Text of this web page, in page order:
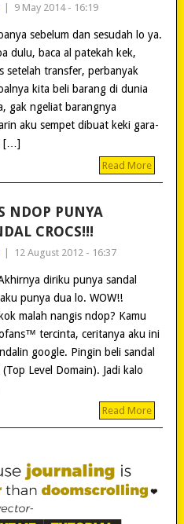
9 May 2014 - 16:19
sebelum dan sesudah lo ya.
dulu, baca al patekah kek,
setelah transfer, perbanyak
kita beli barang di dunia
gak ngeliat barangnya
aku sempet dibuat keki gara-
[…]
Read More
NDOP PUNYA
CROCS!!!
12 August 2012 - 16:37
diriku punya sandal
punya dua lo. WOW!!
malah nangis ndop? Kamu
tercinta, ceritanya aku ini
google. Pingin beli sandal
Level Domain). Jadi kalo
Read More